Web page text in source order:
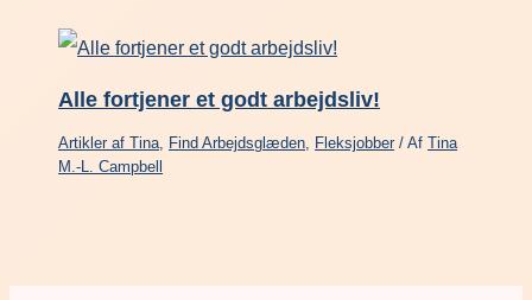
Alle fortjener et godt arbejdsliv!
Artikler af Tina Find Arbejdsglæden Fleksjobber/ AfTina
M.-L. Campbell